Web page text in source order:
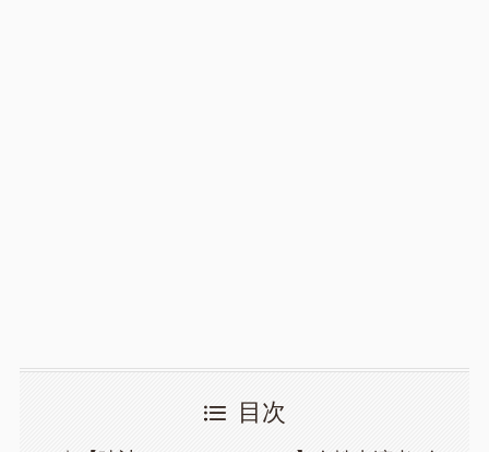
目次